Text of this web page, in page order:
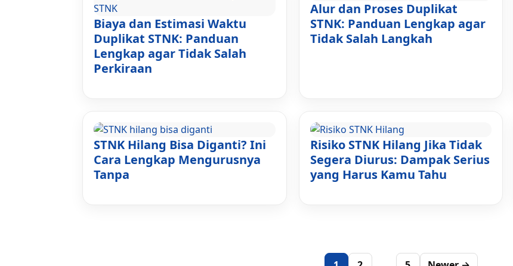
Biaya dan Estimasi Waktu
Duplikat STNK: Panduan
Lengkap agar Tidak Salah
Perkiraan
Alur dan Proses Duplikat
STNK: Panduan Lengkap agar
Tidak Salah Langkah
STNK Hilang Bisa Diganti? Ini
Cara Lengkap Mengurusnya
Tanpa
Risiko STNK Hilang Jika Tidak
Segera Diurus: Dampak Serius
yang Harus Kamu Tahu